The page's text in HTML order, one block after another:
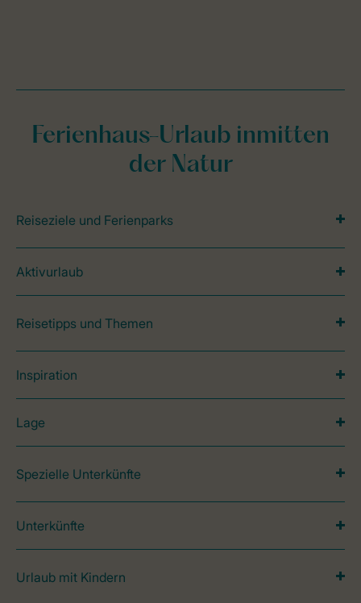
Ferienhaus-Urlaub inmitten
der Natur
Reiseziele und Ferienparks
Aktivurlaub
Reisetipps und Themen
Inspiration
Lage
Spezielle Unterkünfte
Unterkünfte
Urlaub mit Kindern